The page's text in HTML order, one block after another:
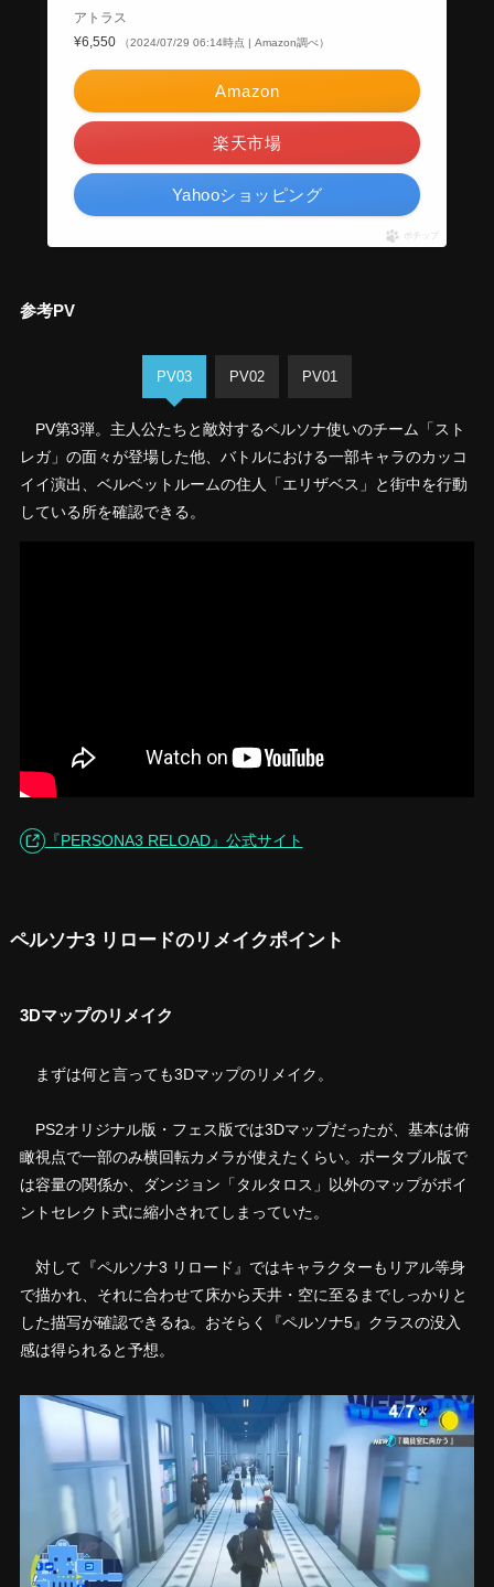
アトラス
¥6,550
（2024/07/29 06:14時点 | Amazon調べ）
Amazon
楽天市場
Yahooショッピング
ポチップ
参考PV
PV03 PV02 PV01
PV第3弾。主人公たちと敵対するペルソナ使いのチーム「スト
レガ」の面々が登場した他、バトルにおける一部キャラのカッコ
イイ演出、ベルベットルームの住人「エリザベス」と街中を行動
している所を確認できる。
『PERSONA3 RELOAD』公式サイト
ペルソナ3 リロードのリメイクポイント
3Dマップのリメイク
まずは何と言っても3Dマップのリメイク。
PS2オリジナル版・フェス版では3Dマップだったが、基本は俯
瞰視点で一部のみ横回転カメラが使えたくらい。ポータブル版で
は容量の関係か、ダンジョン「タルタロス」以外のマップがポイ
ントセレクト式に縮小されてしまっていた。
対して『ペルソナ3 リロード』ではキャラクターもリアル等身
で描かれ、それに合わせて床から天井・空に至るまでしっかりと
した描写が確認できるね。おそらく『ペルソナ5』クラスの没入
感は得られると予想。